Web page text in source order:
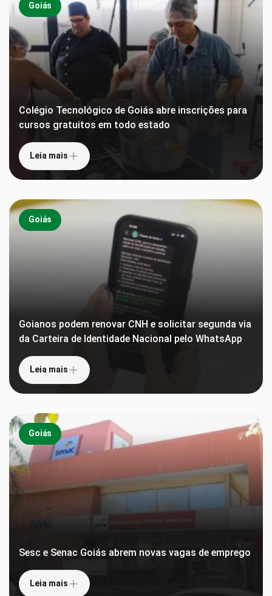
Goiás
Colégio Tecnológico de Goiás abre inscrições para
cursos gratuitos em todo estado
Leia mais
Goiás
Goianos podem renovar CNH e solicitar segunda via
da Carteira de Identidade Nacional pelo WhatsApp
Leia mais
Goiás
Sesc e Senac Goiás abrem novas vagas de emprego
Leia mais